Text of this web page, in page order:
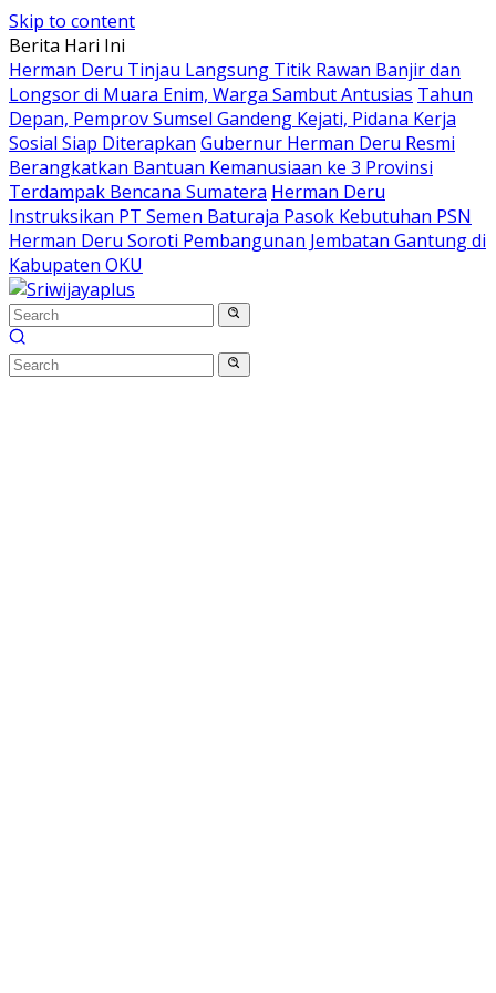
Skip to content
Berita Hari Ini
Herman Deru Tinjau Langsung Titik Rawan Banjir dan
Longsor di Muara Enim, Warga Sambut Antusias Tahun
Depan, Pemprov Sumsel Gandeng Kejati, Pidana Kerja
Sosial Siap Diterapkan Gubernur Herman Deru Resmi
Berangkatkan Bantuan Kemanusiaan ke 3 Provinsi
Terdampak Bencana Sumatera Herman Deru
Instruksikan PT Semen Baturaja Pasok Kebutuhan PSN
Herman Deru Soroti Pembangunan Jembatan Gantung di
Kabupaten OKU